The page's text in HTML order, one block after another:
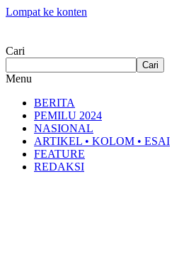
Lompat ke konten
Cari
Cari
Menu
BERITA
PEMILU 2024
NASIONAL
ARTIKEL • KOLOM • ESAI
FEATURE
REDAKSI